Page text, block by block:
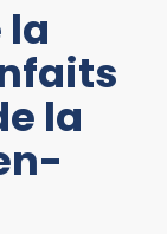
la
la